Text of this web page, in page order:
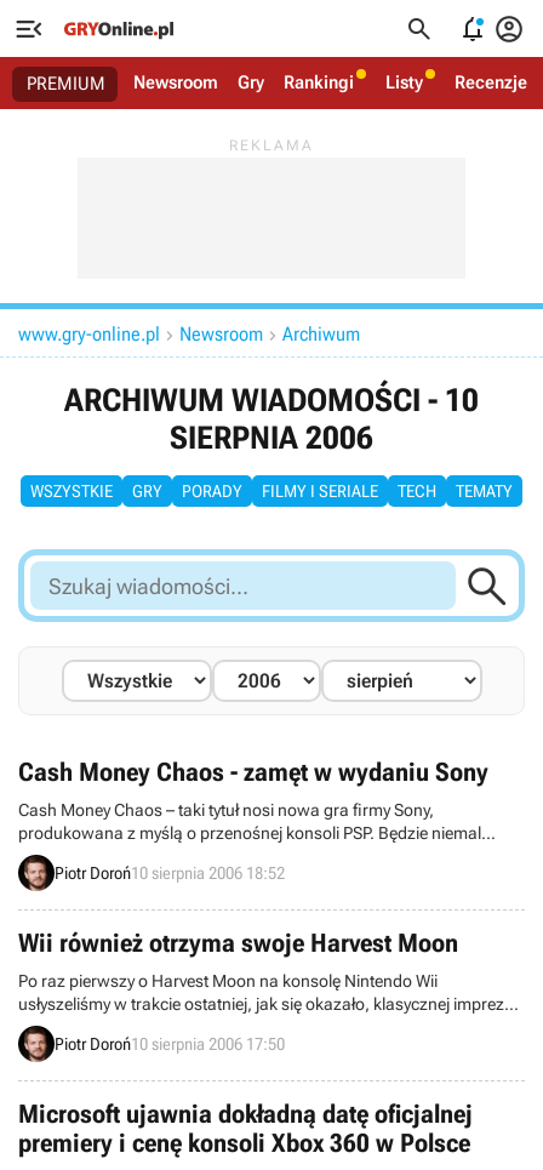
   
PREMIUM Newsroom Gry Rankingi Listy Recenzje
www.gry-online.pl  Newsroom  Archiwum
ARCHIWUM WIADOMOŚCI - 10
SIERPNIA 2006
WSZYSTKIE GRY PORADY FILMY I SERIALE TECH TEMATY
Szukaj
wiadomości...

Cash Money Chaos - zamęt w wydaniu Sony
Cash Money Chaos – taki tytuł nosi nowa gra firmy Sony,
produkowana z myślą o przenośnej konsoli PSP. Będzie niemal
klasyczną strzelaniną – niemal, ponieważ temat został
potraktowany z przymrużeniem oka.
Piotr Doroń10 sierpnia 2006 18:52
Wii również otrzyma swoje Harvest Moon
Po raz pierwszy o Harvest Moon na konsolę Nintendo Wii
usłyszeliśmy w trakcie ostatniej, jak się okazało, klasycznej imprezy
E3. Najnowszy numer japońskiego magazynu Famitsu rzuca nowe
światło na tę produkcję. Jak zatem będzie się prezentować rolnik
Piotr Doroń10 sierpnia 2006 17:50
Microsoft ujawnia dokładną datę oficjalnej
premiery i cenę konsoli Xbox 360 w Polsce